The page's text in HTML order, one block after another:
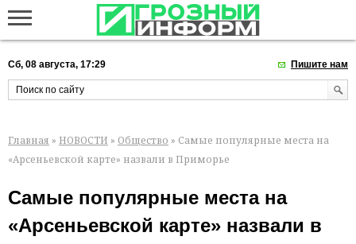
Сб, 08 августа, 17:29 Пишите нам
Главная » НОВОСТИ » Общество » Самые популярные места на
«Арсеньевской карте» назвали в Приморье
Самые популярные места на
«Арсеньевской карте» назвали в